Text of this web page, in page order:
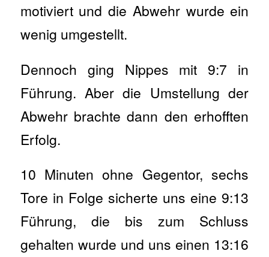
motiviert und die Abwehr wurde ein
wenig umgestellt.
Dennoch ging Nippes mit 9:7 in
Führung. Aber die Umstellung der
Abwehr brachte dann den erhofften
Erfolg.
10 Minuten ohne Gegentor, sechs
Tore in Folge sicherte uns eine 9:13
Führung, die bis zum Schluss
gehalten wurde und uns einen 13:16